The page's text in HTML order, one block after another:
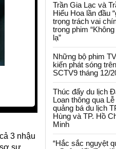
3 nhậu
sự
Trần Gia Lạc và
Hiểu Hoa lần đầu
trọng trách vai
trong phim
lạ”
Những bộ phim
kiến phát sóng
SCTV9 tháng 12/
Thúc đẩy du lịch
Loan thông qua Lễ
quảng bá du lịch
Hùng và TP. Hồ
Minh
“Hắc sắc nguyệt